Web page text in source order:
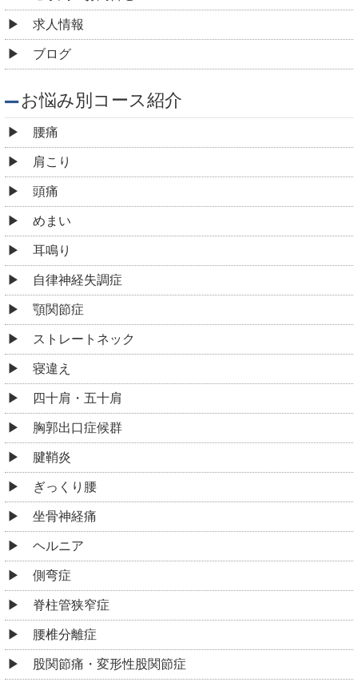
求人情報
ブログ
お悩み別コース紹介
腰痛
肩こり
頭痛
めまい
耳鳴り
自律神経失調症
顎関節症
ストレートネック
寝違え
四十肩・五十肩
胸郭出口症候群
腱鞘炎
ぎっくり腰
坐骨神経痛
ヘルニア
側弯症
脊柱管狭窄症
腰椎分離症
股関節痛・変形性股関節症